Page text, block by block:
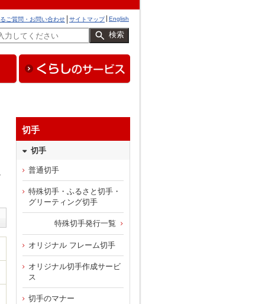
English
サイトマップ
ご質問・お問い合わせ
検索
切手
切手
普通切手
特殊切手・ふるさと切手・
グリーティング切手
特殊切手発行一覧
オリジナル フレーム切手
オリジナル切手作成サービ
ス
切手のマナー